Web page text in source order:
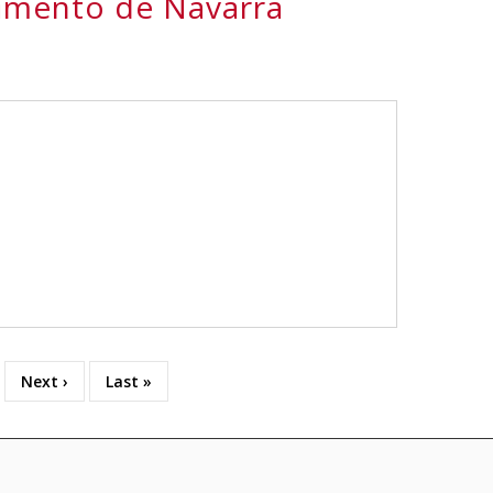
Siguiente
página
Next ›
Última
página
Last »